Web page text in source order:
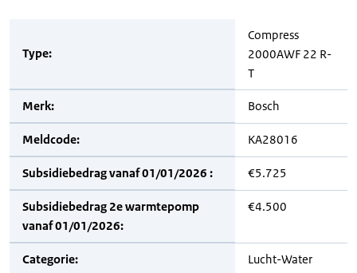
Type:
Compress
2000AWF 22 R-
T
Merk: Bosch
Meldcode: KA28016
Subsidiebedrag vanaf 01/01/2026 : €5.725
Subsidiebedrag 2e warmtepomp
vanaf 01/01/2026:
€4.500
Categorie: Lucht-Water